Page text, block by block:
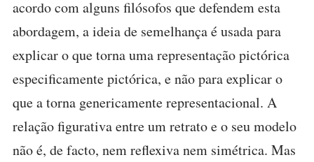
acordo com alguns filósofos que defendem esta
abordagem, a ideia de semelhança é usada para
explicar o que torna uma representação pictórica
especificamente pictórica, e não para explicar o
que a torna genericamente representacional. A
relação figurativa entre um retrato e o seu modelo
não é, de facto, nem reflexiva nem simétrica. Mas